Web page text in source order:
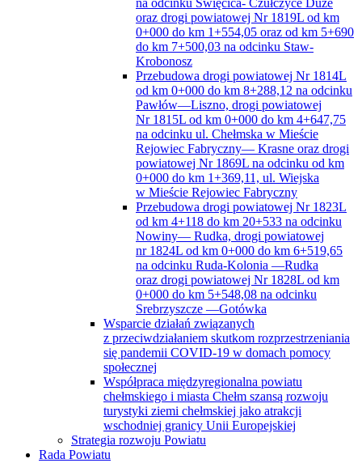
oraz drogi powiatowej Nr 1819L od km
0+000 do km 1+554,05 oraz od km 5+690
do km 7+500,03 na odcinku Staw-
Krobonosz
Przebudowa drogi powiatowej Nr 1814L
od km 0+000 do km 8+288,12 na odcinku
Pawłów—Liszno, drogi powiatowej
Nr 1815L od km 0+000 do km 4+647,75
na odcinku ul. Chełmska w Mieście
Rejowiec Fabryczny— Krasne oraz drogi
powiatowej Nr 1869L na odcinku od km
0+000 do km 1+369,11, ul. Wiejska
w Mieście Rejowiec Fabryczny
Przebudowa drogi powiatowej Nr 1823L
od km 4+118 do km 20+533 na odcinku
Nowiny— Rudka, drogi powiatowej
nr 1824L od km 0+000 do km 6+519,65
na odcinku Ruda-Kolonia —Rudka
oraz drogi powiatowej Nr 1828L od km
0+000 do km 5+548,08 na odcinku
Srebrzyszcze —Gotówka
Wsparcie działań związanych
z przeciwdziałaniem skutkom rozprzestrzeniania
się pandemii COVID-19 w domach pomocy
społecznej
Współpraca międzyregionalna powiatu
chełmskiego i miasta Chełm szansą rozwoju
turystyki ziemi chełmskiej jako atrakcji
wschodniej granicy Unii Europejskiej
Strategia rozwoju Powiatu
Rada Powiatu